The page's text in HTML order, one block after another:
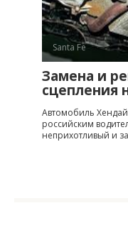
Santa Fe
Замена и
сцепления
Автомобиль
российским
неприхотливый и за